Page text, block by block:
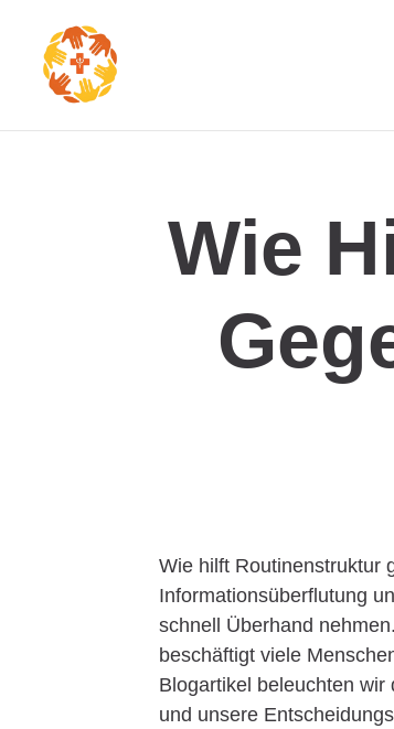
Wie
Wie hilft Routinenstruktur
Informationsüberflutung
schnell Überhand
beschäftigt viele
Blogartikel beleuchten
und unsere